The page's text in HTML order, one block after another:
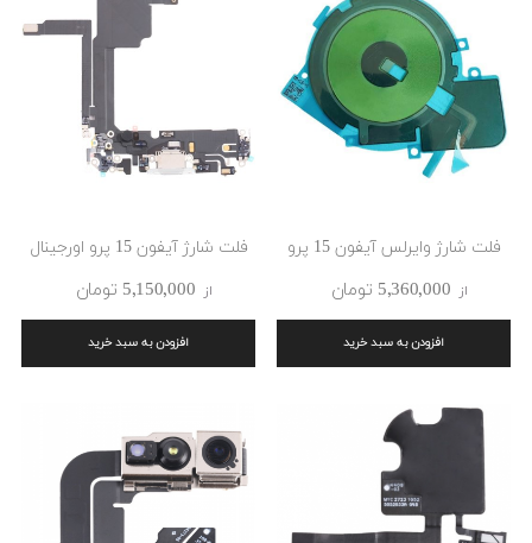
فلت شارژ وایرلس آیفون 15 پرو
از 5٬360٬000 ‎تومان
افزودن به سبد خرید
فلت شارژ آیفون 15 پرو اورجینال
از 5٬150٬000 ‎تومان
افزودن به سبد خرید